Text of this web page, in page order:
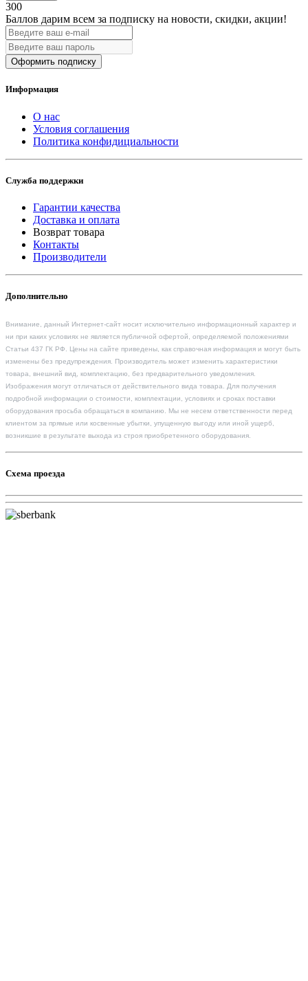
300
Баллов дарим всем за подписку на новости, скидки, акции!
Оформить подписку
Информация
О нас
Условия соглашения
Политика конфидициальности
Служба поддержки
Гарантии качества
Доставка и оплата
Возврат товара
Контакты
Производители
Дополнительно
Внимание, данный Интернет-сайт носит исключительно информационный характер и
ни при каких условиях не является публичной офертой, определяемой положениями
Статьи 437 ГК РФ. Цены на сайте приведены, как справочная информация и могут быть
изменены без предупреждения. Производитель может изменить характеристики
товара, внешний вид, комплектацию, без предварительного уведомления.
Изображения могут отличаться от действительного вида товара. Для получения
подробной информации о стоимости, комплектации, условиях и сроках поставки
оборудования просьба обращаться в компанию. Мы не несем ответственности перед
клиентом за прямые или косвенные убытки, упущенную выгоду или иной ущерб,
возникшие в результате выхода из строя приобретенного оборудования.
Схема проезда